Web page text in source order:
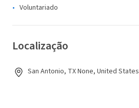
Voluntariado
Localização
San Antonio, TX None, United States